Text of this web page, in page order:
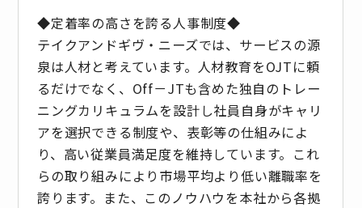
◆定着率の高さを誇る人事制度◆
テイクアンドギヴ・ニーズでは、サービスの源
泉は人材と考えています。人材教育をOJTに頼
るだけでなく、Off－JTも含めた独自のトレー
ニングカリキュラムを設計し社員自身がキャリ
アを選択できる制度や、表彰等の仕組みによ
り、高い従業員満足度を維持しています。これ
らの取り組みにより市場平均より低い離職率を
誇ります。また、このノウハウを本社から各拠